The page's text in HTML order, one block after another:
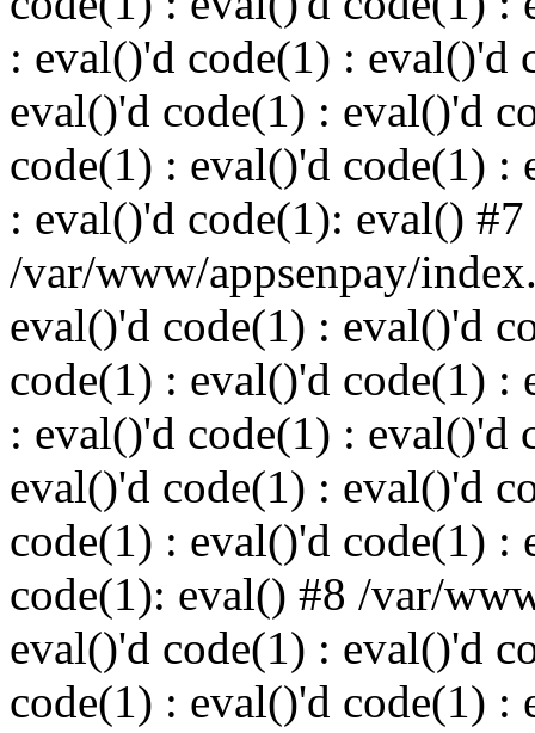
: eval()'d code(1) : eval()'d
eval()'d code(1) : eval()'d
code(1) : eval()'d code(1) :
: eval()'d code(1): eval() #7
/var/www/appsenpay/
eval()'d code(1) : eval()'d
code(1) : eval()'d code(1) :
: eval()'d code(1) : eval()'d
eval()'d code(1) : eval()'d
code(1) : eval()'d code(1) :
code(1): eval() #8 /var/
eval()'d code(1) : eval()'d
code(1) : eval()'d code(1) :